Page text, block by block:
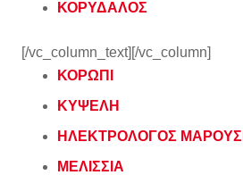
ΚΟΡΥΔΑΛΟΣ
[/vc_column_text][/vc_column]
ΚΟΡΩΠΙ
ΚΥΨΕΛΗ
ΗΛΕΚΤΡΟΛΟΓΟΣ ΜΑΡΟΥΣΙ
ΜΕΛΙΣΣΙΑ